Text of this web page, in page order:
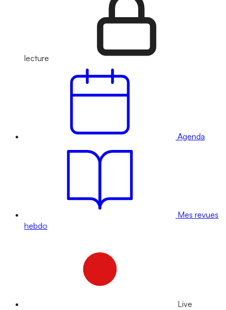
lecture
Agenda
Mes revues
hebdo
Live